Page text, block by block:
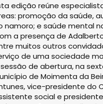
edição reúne
promoção da saúde,
namoro; e saúde mental
a presença de
muitos outros
de uma sociedade
de abertura, na
de Moimenta da
vice-presidente do
social e